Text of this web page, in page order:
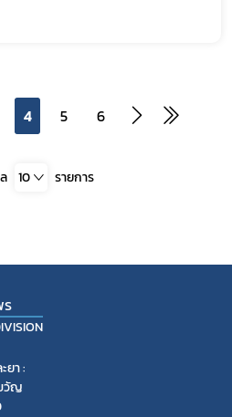
4 5 6
10 รายการ
ยา :
วัญ